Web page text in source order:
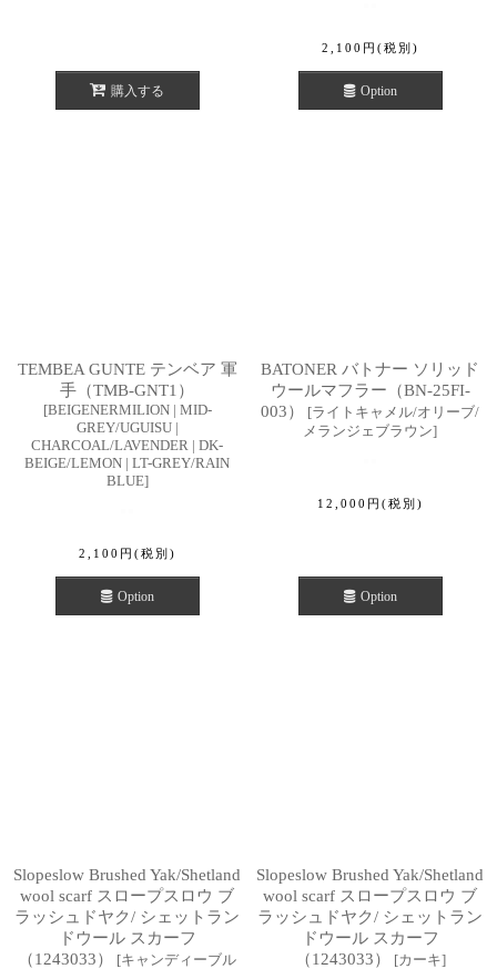
購入する
2,100 円 (税別)
Option
TEMBEA GUNTE テンベア 軍
手（TMB-GNT1）
[BEIGENERMILION | MID-
GREY/UGUISU |
CHARCOAL/LAVENDER | DK-
BEIGE/LEMON | LT-GREY/RAIN
BLUE]
2,100 円 (税別)
Option
BATONER バトナー ソリッド
ウールマフラー（BN-25FI-
003）
[ライトキャメル/オリーブ/
メランジェブラウン]
12,000 円 (税別)
Option
Slopeslow Brushed Yak/Shetland
wool scarf スロープスロウ ブ
ラッシュドヤク/ シェットラン
ドウール スカーフ
（1243033）
[キャンディーブル
Slopeslow Brushed Yak/Shetland
wool scarf スロープスロウ ブ
ラッシュドヤク/ シェットラン
ドウール スカーフ
（1243033）
[カーキ]